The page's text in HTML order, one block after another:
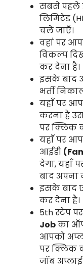
सबसे पहले
लिमिटेड
चले जाएँ।
वहां पर
विकल्प
कर देना है।
इसके बाद
भर्ती
यहाँ पर
करना है
पर क्लिक
यहाँ पर
आईडी
देगा, यहाँ
बाद अपना
इसके बाद
कर देना है।
5th स्टेप
Jobका
आपको
पर क्लिक
जॉब अप्लाई